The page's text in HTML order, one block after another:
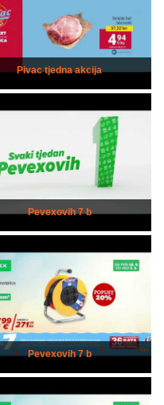
Pivac tjedna akcija
Pevexovih 7 b
Pevexovih 7 b